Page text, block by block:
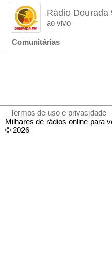
Rádio Dourada
ao vivo
Comunitárias
Termos de uso e privacidade
Milhares de rádios online para
© 2026